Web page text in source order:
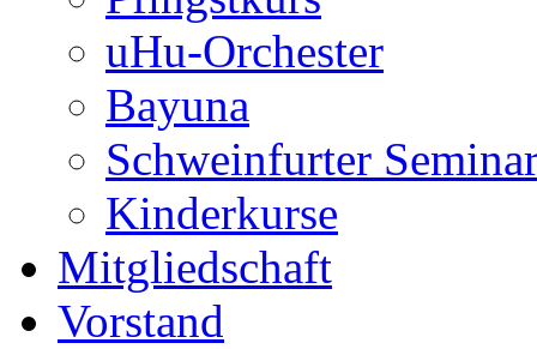
uHu-Orchester
Bayuna
Schweinfurter
Kinderkurse
Mitgliedschaft
Vorstand